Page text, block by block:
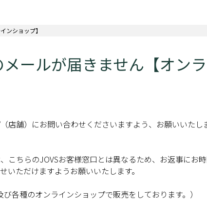
ンショップ】
ールが届きません【オン
店舗）にお問い合わせくださいますよう、お願いいたし
こちらのJOVSお客様窓口とは異なるため、お返事にお
いただけますようお願いいたします。
び各種のオンラインショップで販売をしております。）